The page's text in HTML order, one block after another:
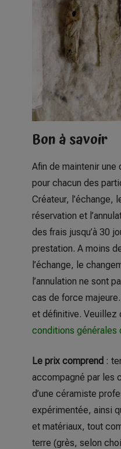
Bon à savoir
Afin de maintenir une
pour chacun des
Créateur, l’échange,
réservation et
des frais jusqu’à 30
prestation. A moins
l’échange, le
l’annulation ne sont
cas de force
et définitive. Veuillez
conditions générales
Le prix comprend :
accompagné par les
d’une céramiste
expérimentée, ainsi
et matériaux, tout
terre (grès, selon